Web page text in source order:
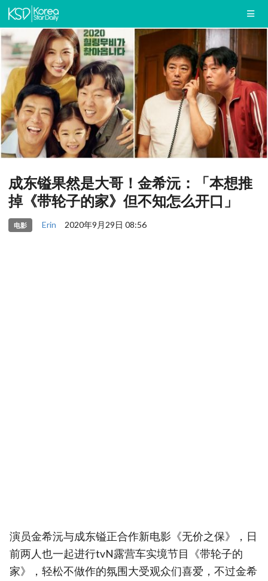
成东镒果然是大哥！金希沅：「本想推
掉《带轮子的家》但不知怎么开口」
电影 Erin 2020年9月29日 08:56
演员金希沅与成东镒正合作新电影《无价之保》，日
前两人也一起进行tvN露营车实境节目《带轮子的
家》，轻松不做作的氛围大受观众们喜爱，不过金希